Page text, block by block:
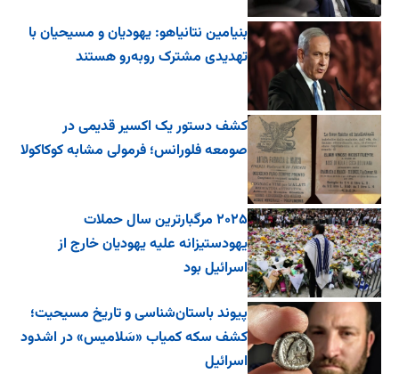
بنیامین نتانیاهو: یهودیان و مسیحیان با
تهدیدی مشترک روبه‌رو هستند
کشف دستور یک اکسیر قدیمی در
صومعه فلورانس؛ فرمولی مشابه کوکاکولا
۲۰۲۵ مرگبارترین سال حملات
یهودستیزانه علیه یهودیان خارج از
اسرائیل بود
پیوند باستان‌شناسی و تاریخ مسیحیت؛
کشف سکه کمیاب «سَلامیس» در اشدود
اسرائیل